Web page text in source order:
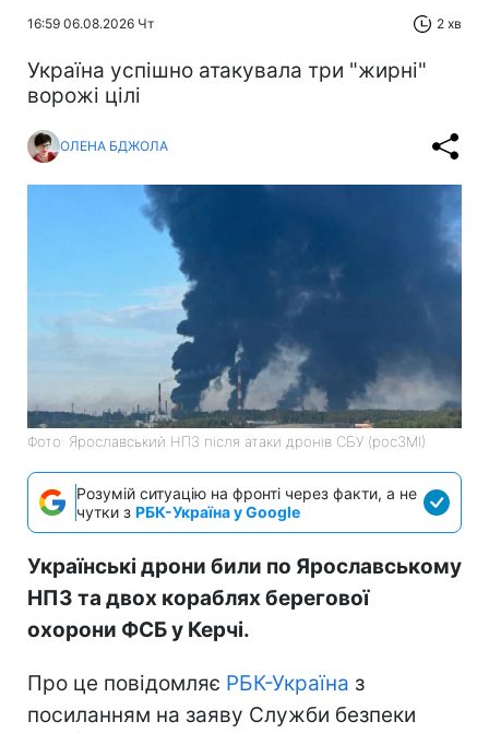
16:59 06.08.2026 Чт 2 хв
Україна успішно атакувала три "жирні"
ворожі цілі
ОЛЕНА БДЖОЛА
Фото: Ярославський НПЗ після атаки дронів СБУ (росЗМІ)
Розумій ситуацію на фронті через факти, а не
чутки з РБК-Україна у Google
Українські дрони били по Ярославському
НПЗ та двох кораблях берегової
охорони ФСБ у Керчі.
Про це повідомляє РБК-Україна з
посиланням на заяву Служби безпеки